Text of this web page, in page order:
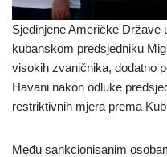
Sjedinjene Američke Države
kubanskom predsjedniku
visokih zvaničnika, dodatno
Havani nakon odluke
restriktivnih mjera prema
Među sankcionisanim